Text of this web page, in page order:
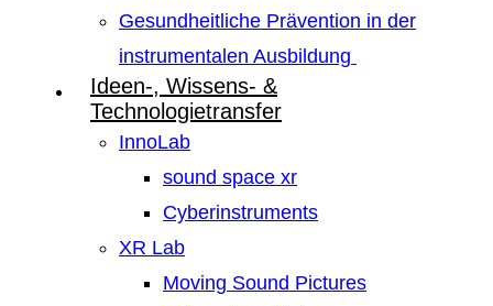
Gesundheitliche Prävention in der
instrumentalen Ausbildung
Ideen-, Wissens- &
Technologietransfer
InnoLab
sound space xr
Cyberinstruments
XR Lab
Moving Sound Pictures